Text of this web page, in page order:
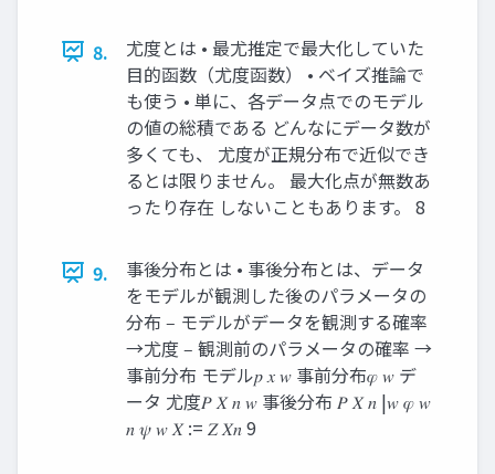
8.
尤度とは • 最尤推定で最大化していた
目的函数（尤度函数） • ベイズ推論で
も使う • 単に、各データ点でのモデル
の値の総積である どんなにデータ数が
多くても、 尤度が正規分布で近似でき
るとは限りません。 最大化点が無数あ
ったり存在 しないこともあります。 8
9.
事後分布とは • 事後分布とは、データ
をモデルが観測した後のパラメータの
分布 ‒ モデルがデータを観測する確率
→尤度 ‒ 観測前のパラメータの確率 →
事前分布 モデル𝑝 𝑥 𝑤 事前分布𝜑 𝑤 デ
ータ 尤度𝑃 𝑋 𝑛 𝑤 事後分布 𝑃 𝑋 𝑛 |𝑤 𝜑 𝑤
𝑛 𝜓 𝑤 𝑋 := 𝑍 𝑋𝑛 9